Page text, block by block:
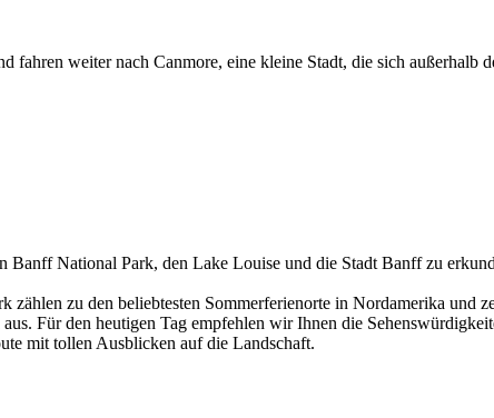
fahren weiter nach Canmore, eine kleine Stadt, die sich außerhalb
Banff National Park, den Lake Louise und die Stadt Banff zu
zählen zu den beliebtesten Sommerferienorte in Nordamerika und
Für den heutigen Tag empfehlen wir Ihnen die
mit tollen Ausblicken auf die Landschaft.